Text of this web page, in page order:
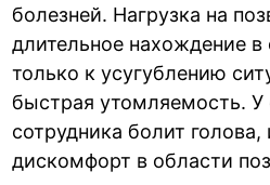
болезней. Нагрузка на
длительное нахождение в
только к усугублению
быстрая утомляемость. У
сотрудника болит
дискомфорт в области